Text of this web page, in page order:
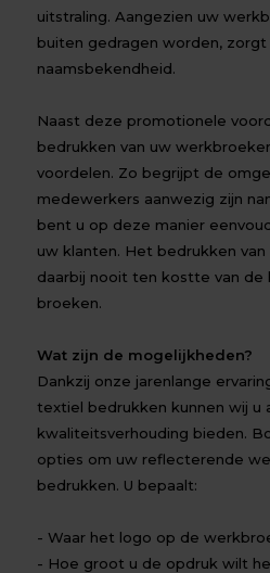
uitstraling. Aangezien uw
buiten gedragen worden,
naamsbekendheid.
Naast deze promotionele
bedrukken van uw
voordelen. Zo begrijpt de
medewerkers aanwezig zijn
bent u op deze manier
uw klanten. Het bedrukken
daarbij nooit ten kostte van de
broeken.
Wat zijn de mogelijkheden?
Dankzij onze jarenlange
textiel bedrukken kunnen wij u
kwaliteitsverhouding bieden.
opties om uw reflecterende
bedrukken. U bepaalt:
- Waar het logo op de
- Hoe groot u de opdruk wilt